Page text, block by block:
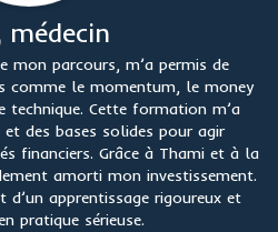
médecin
mon parcours, m’a permis de
comme le momentum, le money
technique. Cette formation m’a
des bases solides pour agir
financiers. Grâce à Thami et à la
amorti mon investissement.
apprentissage rigoureux et
pratique sérieuse.